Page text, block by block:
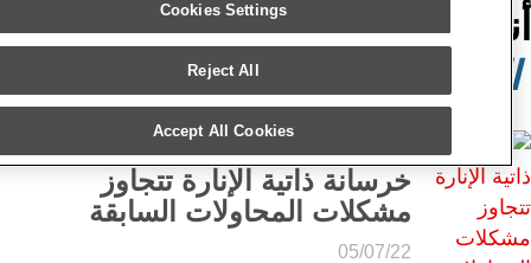
o
o
t
تبحث عن مقالات عن
خرسانة ذاتية الإنارة تتجاوز
مشكلات المحاولات السابقة
05/07/22
Cookies Settings
Reject All
Accept All Cookies